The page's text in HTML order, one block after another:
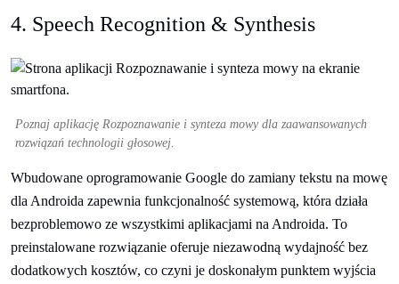
4. Speech Recognition & Synthesis
Poznaj aplikację Rozpoznawanie i synteza mowy dla zaawansowanych
rozwiązań technologii głosowej.
Wbudowane oprogramowanie Google do zamiany tekstu na mowę
dla Androida zapewnia funkcjonalność systemową, która działa
bezproblemowo ze wszystkimi aplikacjami na Androida. To
preinstalowane rozwiązanie oferuje niezawodną wydajność bez
dodatkowych kosztów, co czyni je doskonałym punktem wyjścia